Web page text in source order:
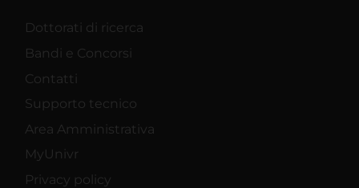
Dottorati di ricerca
Bandi e Concorsi
Contatti
Supporto tecnico
Area Amministrativa
MyUnivr
Privacy policy